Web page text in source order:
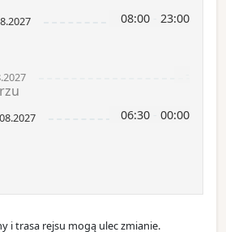
08:00 23:00
06:30 00:00
i trasa rejsu mogą ulec zmianie.